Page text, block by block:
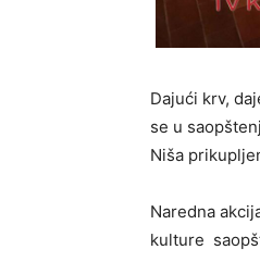
Dajući krv,
se u
Niša
Naredna
kulture